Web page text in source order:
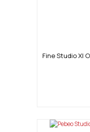
Fine Studio Xl